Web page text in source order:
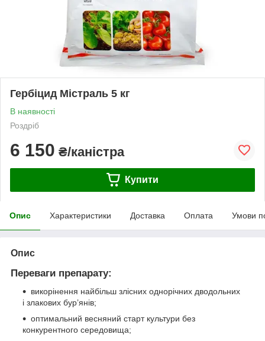
Гербіцид Містраль 5 кг
В наявності
Роздріб
6 150 ₴/каністра
Купити
Опис Характеристики Доставка Оплата Умови
Опис
Переваги препарату:
викорінення найбільш злісних однорічних дводольних
і злакових бур’янів;
оптимальний весняний старт культури без
конкурентного середовища;